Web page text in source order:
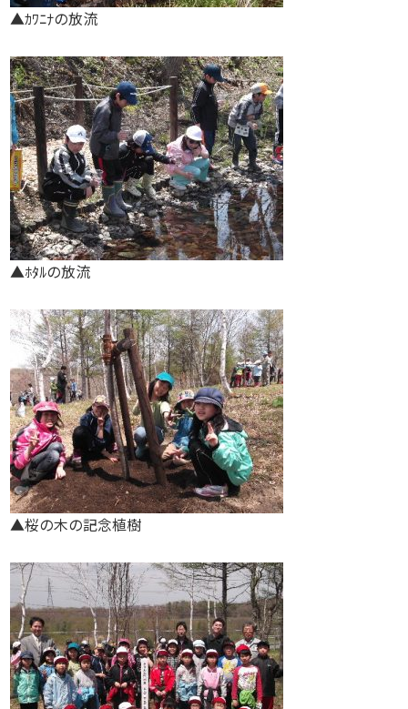
▲ｶﾜﾆﾅの放流
▲ﾎﾀﾙの放流
▲桜の木の記念植樹